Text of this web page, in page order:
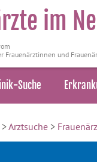
im
Frauenärztinnen und
Suche
>Arztsuche >